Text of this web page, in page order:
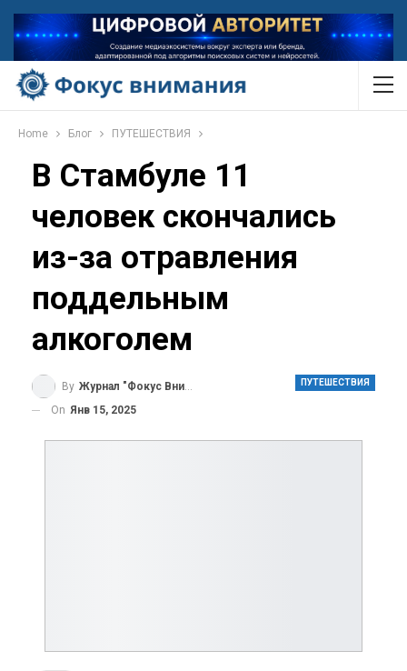
Home Блог ПУТЕШЕСТВИЯ
В Стамбуле 11
человек скончались
из-за отравления
поддельным
алкоголем
ПУТЕШЕСТВИЯ
By Журнал "Фокус Внимания"
On Янв 15, 2025